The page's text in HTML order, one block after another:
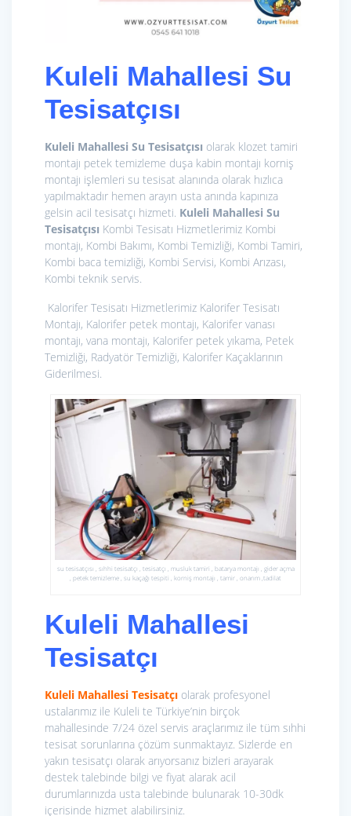
Kuleli Mahallesi Su
Tesisatçısı
Kuleli Mahallesi Su Tesisatçısı olarak klozet tamiri
montajı petek temizleme duşa kabin montajı korniş
montajı işlemleri su tesisat alanında olarak hızlıca
yapılmaktadır hemen arayın usta anında kapınıza
gelsin acil tesisatçı hizmeti. Kuleli Mahallesi Su
Tesisatçısı Kombi Tesisatı Hizmetlerimiz Kombi
montajı, Kombi Bakımı, Kombi Temizliği, Kombi Tamiri,
Kombi baca temizliği, Kombi Servisi, Kombi Arızası,
Kombi teknik servis.
Kalorifer Tesisatı Hizmetlerimiz Kalorifer Tesisatı
Montajı, Kalorifer petek montajı, Kalorifer vanası
montajı, vana montajı, Kalorifer petek yıkama, Petek
Temizliği, Radyatör Temizliği, Kalorifer Kaçaklarının
Giderilmesi.
su tesisatçısı , sıhhi tesisatçı , tesisatçı , musluk tamiri , batarya montajı , gider açma
, petek temizleme , su kaçağı tespiti , korniş montajı , tamir , onarım ,tadilat
Kuleli Mahallesi
Tesisatçı
Kuleli Mahallesi Tesisatçı olarak profesyonel
ustalarımız ile Kuleli te Türkiye’nin birçok
mahallesinde 7/24 özel servis araçlarımız ile tüm sıhhi
tesisat sorunlarına çözüm sunmaktayız. Sizlerde en
yakın tesisatçı olarak arıyorsanız bizleri arayarak
destek talebinde bilgi ve fiyat alarak acil
durumlarınızda usta talebinde bulunarak 10-30dk
içerisinde hizmet alabilirsiniz.